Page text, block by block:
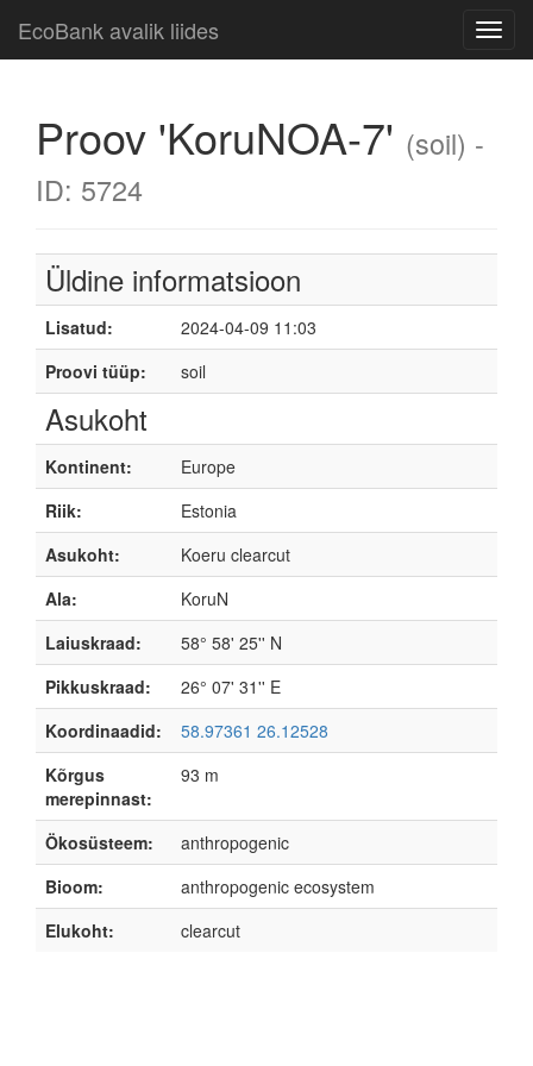
EcoBank avalik liides
Proov 'KoruNOA-7' (soil) -
ID: 5724
Üldine informatsioon
Lisatud:
2024-04-09 11:03
Proovi tüüp:
soil
Asukoht
Kontinent:
Europe
Riik:
Estonia
Asukoht:
Koeru clearcut
Ala:
KoruN
Laiuskraad:
58° 58' 25'' N
Pikkuskraad:
26° 07' 31'' E
Koordinaadid:
58.97361 26.12528
Kõrgus
merepinnast:
93 m
Ökosüsteem:
anthropogenic
Bioom:
anthropogenic ecosystem
Elukoht:
clearcut